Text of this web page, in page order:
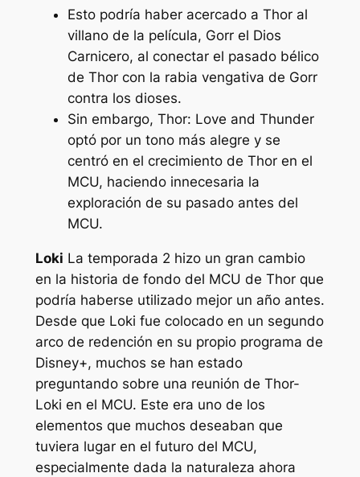
Esto podría haber acercado a Thor al
villano de la película, Gorr el Dios
Carnicero, al conectar el pasado bélico
de Thor con la rabia vengativa de Gorr
contra los dioses.
Sin embargo, Thor: Love and Thunder
optó por un tono más alegre y se
centró en el crecimiento de Thor en el
MCU, haciendo innecesaria la
exploración de su pasado antes del
MCU.
Loki La temporada 2 hizo un gran cambio
en la historia de fondo del MCU de Thor que
podría haberse utilizado mejor un año antes.
Desde que Loki fue colocado en un segundo
arco de redención en su propio programa de
Disney+, muchos se han estado
preguntando sobre una reunión de Thor-
Loki en el MCU. Este era uno de los
elementos que muchos deseaban que
tuviera lugar en el futuro del MCU,
especialmente dada la naturaleza ahora